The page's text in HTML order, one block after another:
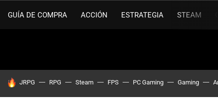
GUÍA DE COMPRA ACCIÓN ESTRATEGIA STEAM
HOY SE HABLA DE
JRPG RPG Steam FPS PC Gaming Gaming